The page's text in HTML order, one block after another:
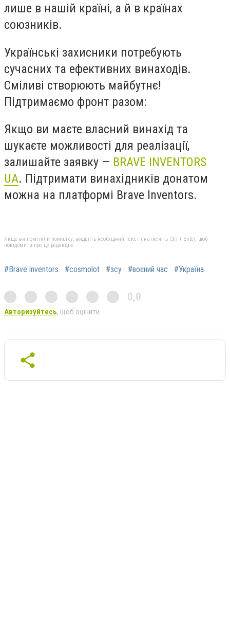
лише в нашій країні, а й в країнах
союзників.
Українські захисники потребують
сучасних та ефективних винаходів.
Сміливі створюють майбутнє!
Підтримаємо фронт разом:
Якщо ви маєте власний винахід та
шукаєте можливості для реалізації,
залишайте заявку — BRAVE INVENTORS
UA. Підтримати винахідників донатом
можна на платформі Brave Inventors.
Якщо ви помітили помилку, виділіть необхідний текст і натисніть Ctrl + Enter, щоб
повідомити про це редакцію
#Brave inventors #cosmolot #зсу #воєний час #Україна
0,0
Авторизуйтесь, щоб оцінити